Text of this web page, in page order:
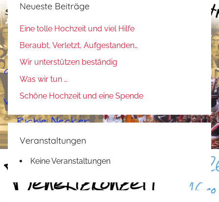
Neueste Beiträge
Eine tolle Hochzeit und viel Hilfe
Beraubt, Verletzt, Aufgestanden…
Wir unterstützen beständig
Was wir tun …
Schöne Hochzeit und eine Spende
Veranstaltungen
Keine Veranstaltungen